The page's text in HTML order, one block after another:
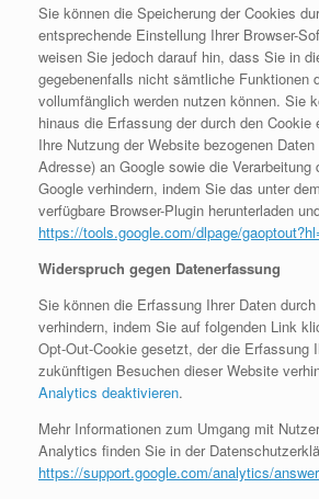
Sie können die Speicherung der Cookies
entsprechende Einstellung Ihrer Browser-
weisen Sie jedoch darauf hin, dass Sie in
gegebenenfalls nicht sämtliche Funktionen
vollumfänglich werden nutzen können. Sie
hinaus die Erfassung der durch den Cookie
Ihre Nutzung der Website bezogenen
Adresse) an Google sowie die Verarbeitung
Google verhindern, indem Sie das unter
verfügbare Browser-Plugin herunterladen
https://tools.google.com/dlpage/
Widerspruch gegen Datenerfassung
Sie können die Erfassung Ihrer Daten
verhindern, indem Sie auf folgenden Link
Opt-Out-Cookie gesetzt, der die Erfassung
zukünftigen Besuchen dieser Website
Analytics deaktivieren.
Mehr Informationen zum Umgang mit
Analytics finden Sie in der
https://support.google.com/analytics/